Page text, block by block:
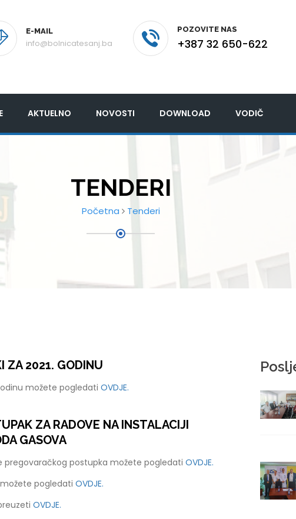
E-MAIL
info@bolnicatesanj.ba
POZOVITE NAS
+387 32 650-622
AKTUELNO NOVOSTI DOWNLOAD VODIČ
TENDERI
Početna Tenderi
ZA 2021. GODINU
možete pogledati OVDJE.
ZA RADOVE NA INSTALACIJI
GASOVA
pregovaračkog postupka možete pogledati OVDJE.
pogledati OVDJE.
OVDJE.